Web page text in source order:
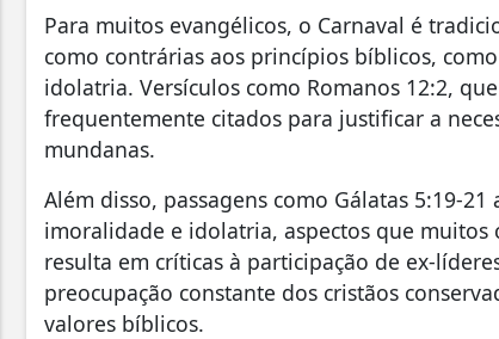
Para muitos evangélicos, o Carnaval é
como contrárias aos princípios bíblicos,
idolatria. Versículos como Romanos 12:2,
frequentemente citados para justificar a
mundanas.
Além disso, passagens como Gálatas 5:19-
imoralidade e idolatria, aspectos que muitos
resulta em críticas à participação de ex-
preocupação constante dos cristãos
valores bíblicos.